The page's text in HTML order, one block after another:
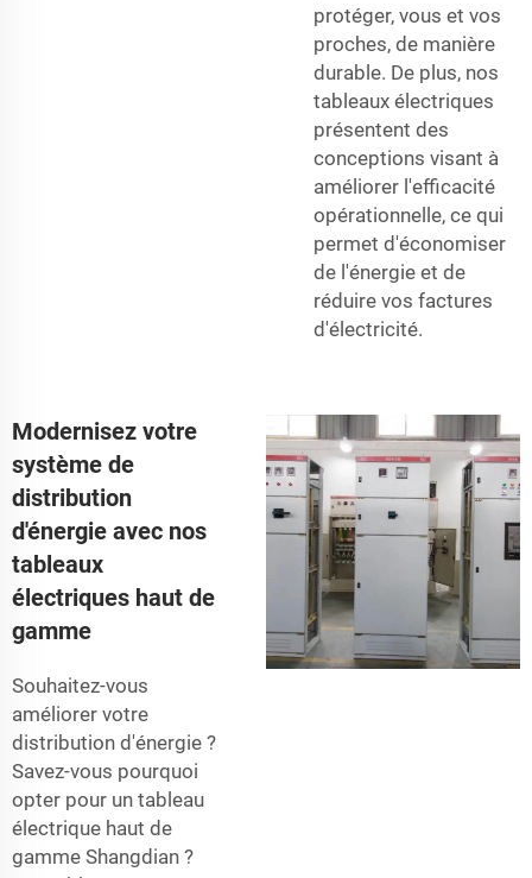
protéger, vous et vos
proches, de manière
durable. De plus, nos
tableaux électriques
présentent des
conceptions visant à
améliorer l'efficacité
opérationnelle, ce qui
permet d'économiser
de l'énergie et de
réduire vos factures
d'électricité.
Modernisez votre
système de
distribution
d'énergie avec nos
tableaux
électriques haut de
gamme
Souhaitez-vous
améliorer votre
distribution d'énergie ?
Savez-vous pourquoi
opter pour un tableau
électrique haut de
gamme Shangdian ?